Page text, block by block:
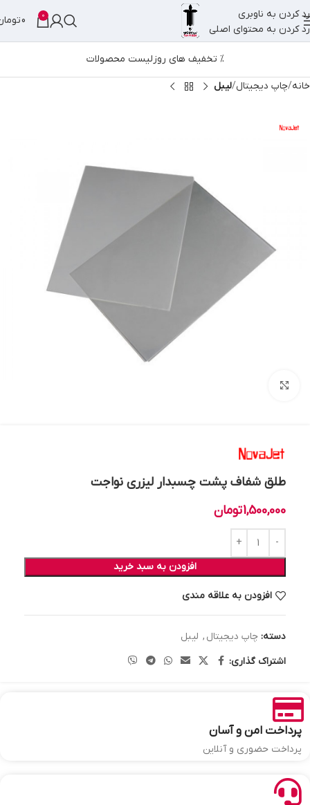
رد کردن به ناوبری
رد کردن به محتوای اصلی
0
0
% تخفیف های روزلیست محصولات
خانه چاپ دیجیتال لیبل
طلق شفاف پشت چسبدار لیزری نواجت
1,500,000تومان
افزودن به سبد خرید
افزودن به علاقه مندی
دسته: چاپ دیجیتال , لیبل
اشتراک گذاری:
پرداخت امن و آسان
پرداخت حضوری و آنلاین